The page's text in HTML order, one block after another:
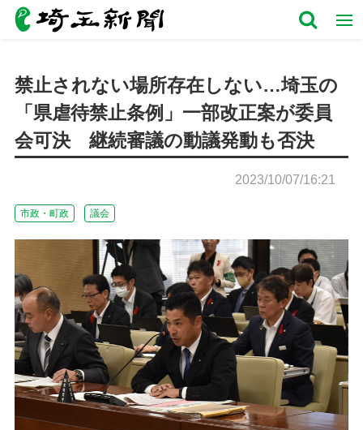
禁止されない場所存在しない…埼玉の
「県虐待禁止条例」一部改正案が委員
会可決 継続審議の動議発動も否決
2023/10/07/16:21
市政・町政 議会